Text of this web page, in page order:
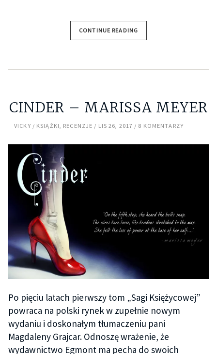
CONTINUE READING
CINDER – MARISSA MEYER
VICKY KSIĄŻKI RECENZJE LIS 26, 2017 8 KOMENTARZY
Po pięciu latach pierwszy tom „Sagi Księżycowej”
powraca na polski rynek w zupełnie nowym
wydaniu i doskonałym tłumaczeniu pani
Magdaleny Grajcar. Odnoszę wrażenie, że
wydawnictwo Egmont ma pecha do swoich